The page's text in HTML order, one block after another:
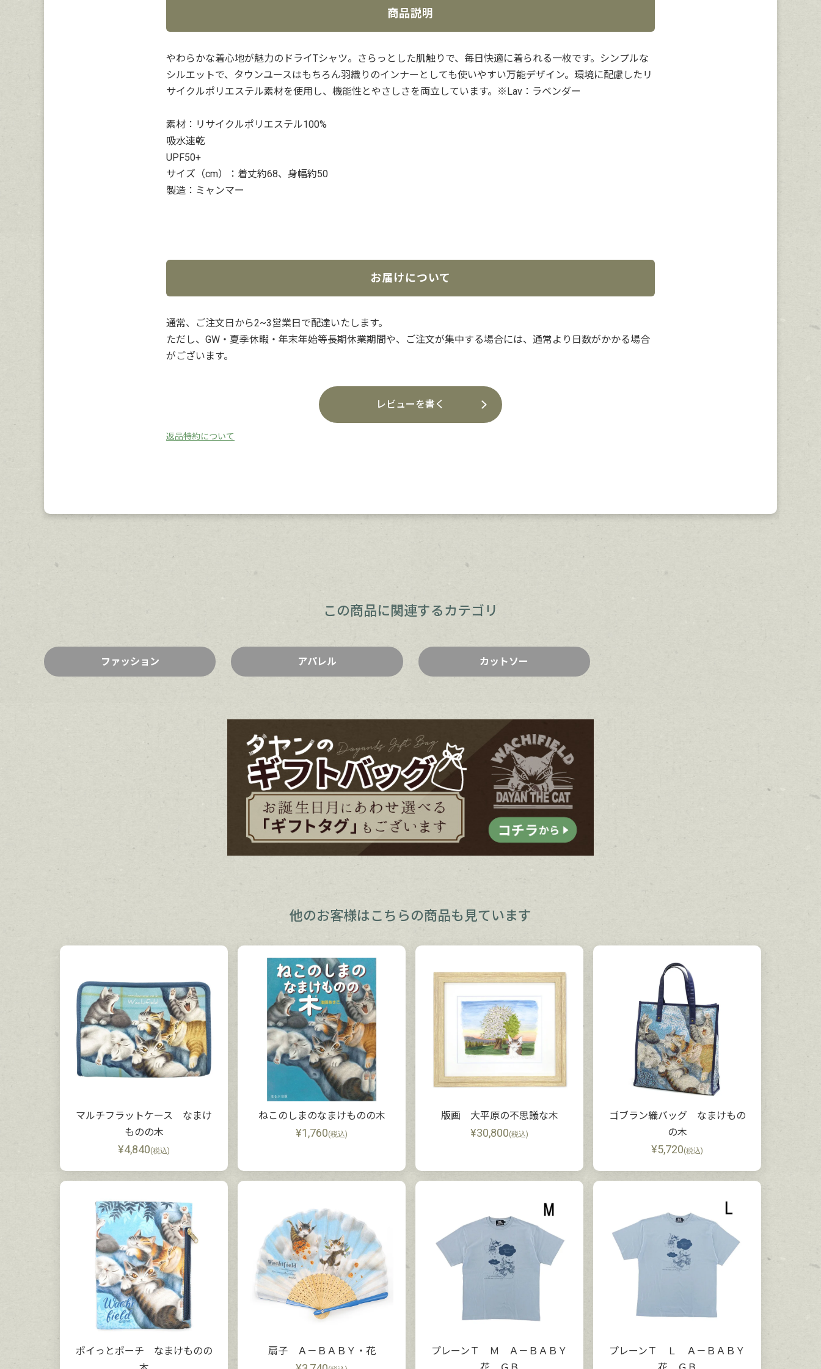
商品説明
やわらかな着心地が魅力のドライTシャツ。さらっとした肌触りで、毎日快適に着られる一枚です。シンプルな
シルエットで、タウンユースはもちろん羽織りのインナーとしても使いやすい万能デザイン。環境に配慮したリ
サイクルポリエステル素材を使用し、機能性とやさしさを両立しています。※Lav：ラベンダー
素材：リサイクルポリエステル100%
吸水速乾
UPF50+
サイズ（cm）：着丈約68、身幅約50
製造：ミャンマー
お届けについて
通常、ご注文日から2~3営業日で配達いたします。
ただし、GW・夏季休暇・年末年始等長期休業期間や、ご注文が集中する場合には、通常より日数がかかる場合
がございます。
レビューを書く
返品特約について
この商品に関連するカテゴリ
ファッション アパレル カットソー
他のお客様は こちらの商品も見ています
マルチフラットケース なまけ
ものの木
¥4,840(税込)
ねこのしまのなまけものの木
¥1,760(税込)
版画 大平原の不思議な木
¥30,800(税込)
ゴブラン織バッグ なまけもの
の木
¥5,720(税込)
ポイっとポーチ なまけものの
扇子 Ａ－ＢＡＢＹ・花
プレーンＴ Ｍ Ａ－ＢＡＢＹ
プレーンＴ Ｌ Ａ－ＢＡＢＹ